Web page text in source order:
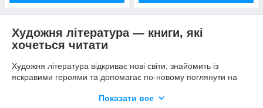
Художня література — книги, які
хочеться читати
Художня література відкриває нові світи, знайомить із
яскравими героями та допомагає по-новому поглянути на
представлено широкий вибір книг українських і зарубіжних
Показати все